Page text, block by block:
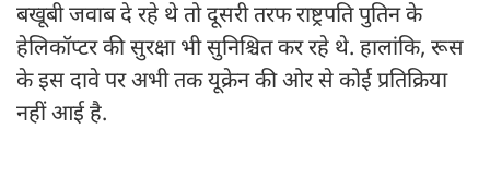
बखूबी जवाब दे रहे थे तो दूसरी तरफ राष्ट्रपति पुतिन के
हेलिकॉप्टर की सुरक्षा भी सुनिश्चित कर रहे थे. हालांकि, रूस
के इस दावे पर अभी तक यूक्रेन की ओर से कोई प्रतिक्रिया
नहीं आई है.